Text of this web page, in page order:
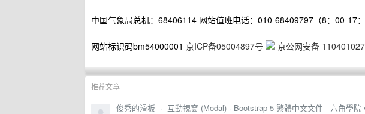
中国气象局总机：68406114 网站值班电话：010-68409797（8：00-17：
网站标识码bm54000001 京ICP备05004897号 京公网安备
推荐文章
俊秀的滑板 · 互動視窗 (Modal) · Bootstrap 5 繁體中文文件 - 六角學院